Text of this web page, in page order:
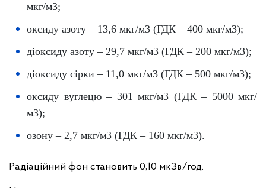
мкг/м3;
оксиду азоту – 13,6 мкг/м3 (ГДК – 400 мкг/м3);
діоксиду азоту – 29,7 мкг/м3 (ГДК – 200 мкг/м3);
діоксиду сірки – 11,0 мкг/м3 (ГДК – 500 мкг/м3);
оксиду вуглецю – 301 мкг/м3 (ГДК – 5000 мкг/
м3);
озону – 2,7 мкг/м3 (ГДК – 160 мкг/м3).
Радіаційний фон становить 0,10 мкЗв/год.